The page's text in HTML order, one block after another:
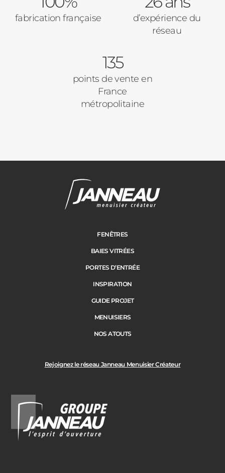
fabrication française
d’expérience du
réseau
135
points de vente en
France
métropolitaine
Rejoignez le réseau Janneau Menuisier Créateur
FENÊTRES
BAIES VITRÉES
PORTES D’ENTRÉE
INSPIRATION
GUIDE PROJET
MENUISIERS
NOS ATOUTS